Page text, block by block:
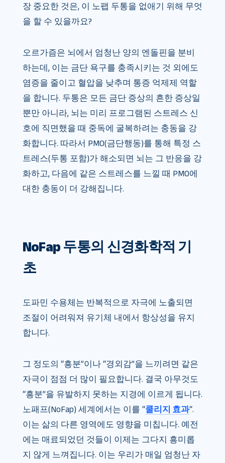
장 중요한 것은, 이 노팹 두통을 없애기 위해 무엇
을 할 수 있을까요?
오르가즘은 뇌에서 엄청난 양의 엔돌핀을 분비
하는데, 이는 금단 욕구를 충족시키는 것 외에도
염증을 줄이고 혈압을 낮추며 통증 억제제 역할
을 합니다. 두통은 모든 금단 증상의 흔한 증상일
뿐만 아니라, 뇌는 미리 프로그램된 스트레스 신
호에 직면했을 때 중독에 굴복하려는 충동을 강
화합니다. 따라서 PMO(금단행동)를 통해 특정 스
트레스(두통 포함)가 해소되면 뇌는 그 반응을 강
화하고, 다음에 같은 스트레스를 느낄 때 PMO에
대한 충동이 더 강해집니다.
NoFap 두통의 신경화학적 기
초
도파민 수용체는 반복적으로 자극에 노출되면
조절이 어려워져 유기체 내에서 항상성을 유지
합니다.
그 정도의 “흥분”이나 “경외감”을 느끼려면 같은
자극이 점점 더 많이 필요합니다. 결국 아무것도
“흥분”을 유발하지 못하는 지경에 이르게 됩니다.
노패프(NoFap) 세계에서는 이를 “쿨리지 효과“.
이는 삶의 다른 영역에도 영향을 미칩니다. 예전
에는 매료되었던 것들이 이제는 그다지 흥미롭
지 않게 느껴집니다. 이는 우리가 매일 엄청난 자